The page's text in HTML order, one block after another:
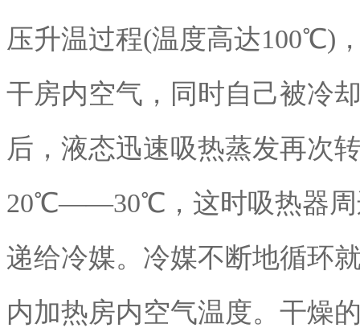
压升温过程(温度高达100℃)
干房内空气，同时自己被冷
后，液态迅速吸热蒸发再次
20℃——30℃，这时吸热器周
递给冷媒。冷媒不断地循环
内加热房内空气温度。干燥